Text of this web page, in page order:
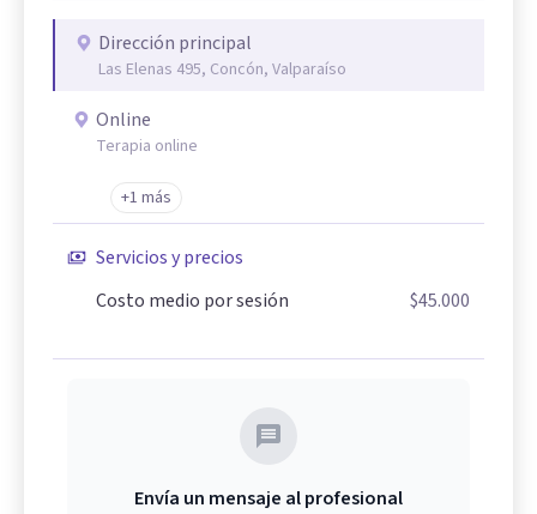
Dirección principal
Las Elenas 495, Concón, Valparaíso
Online
Terapia online
+1 más
Servicios y precios
Costo medio por sesión
$45.000
Envía un mensaje al profesional